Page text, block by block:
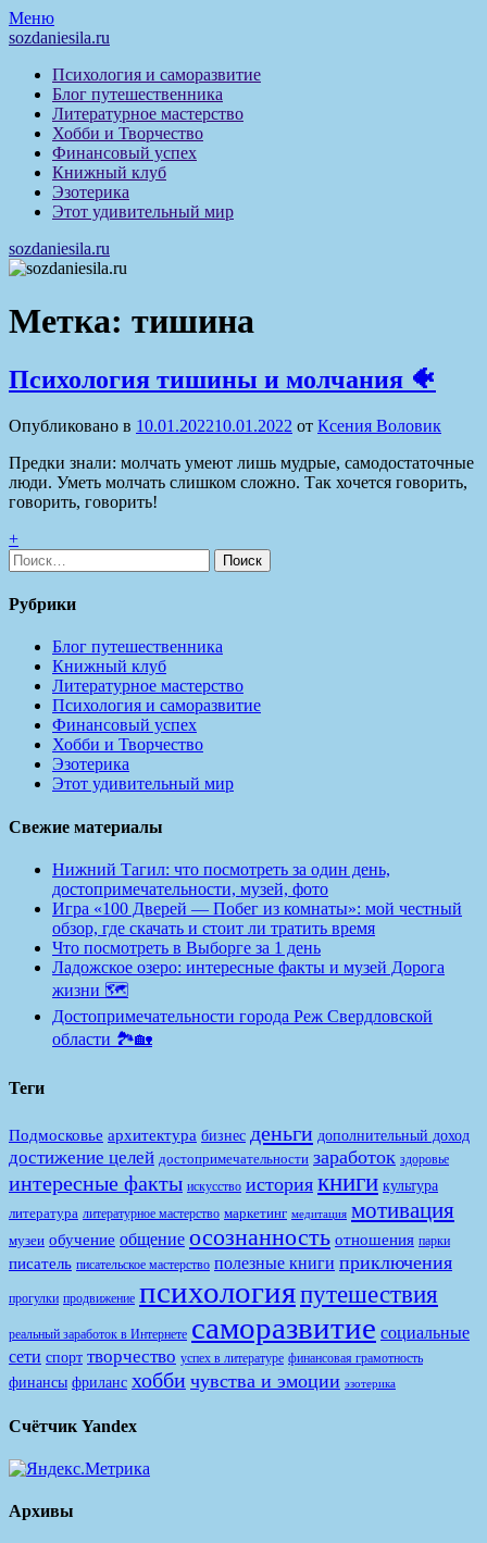
Перейти
к
Меню
sozdaniesila.ru
Психология и саморазвитие
Блог путешественника
Литературное мастерство
Хобби и Творчество
Финансовый успех
Книжный клуб
Эзотерика
Этот удивительный мир
sozdaniesila.ru
Метка: тишина
Психология тишины и молчания 🐠
Опубликовано в 10.01.202210.01.2022 от Ксения Воловик
Предки знали: молчать умеют лишь мудрые, самодостаточные
люди. Уметь молчать слишком сложно. Так хочется говорить,
говорить, говорить!
+
Найти:
Рубрики
Блог путешественника
Книжный клуб
Литературное мастерство
Психология и саморазвитие
Финансовый успех
Хобби и Творчество
Эзотерика
Этот удивительный мир
Свежие материалы
Нижний Тагил: что посмотреть за один день,
достопримечательности, музей, фото
Игра «100 Дверей — Побег из комнаты»: мой честный
обзор, где скачать и стоит ли тратить время
Что посмотреть в Выборге за 1 день
Ладожское озеро: интересные факты и музей Дорога
жизни 🗺️
Достопримечательности города Реж Свердловской
области 🏞️🏡
Теги
Подмосковье архитектура бизнес деньги дополнительный доход
достижение целей достопримечательности заработок здоровье
интересные факты искусство история книги культура
литература литературное мастерство маркетинг медитация мотивация
музеи обучение общение осознанность отношения парки
писатель писательское мастерство полезные книги приключения
прогулки продвижение психологияпутешествия
реальный заработок в Интернете саморазвитие социальные
сети спорт творчество успех в литературе финансовая грамотность
финансы фриланс хобби чувства и эмоции эзотерика
Счётчик Yandex
Архивы